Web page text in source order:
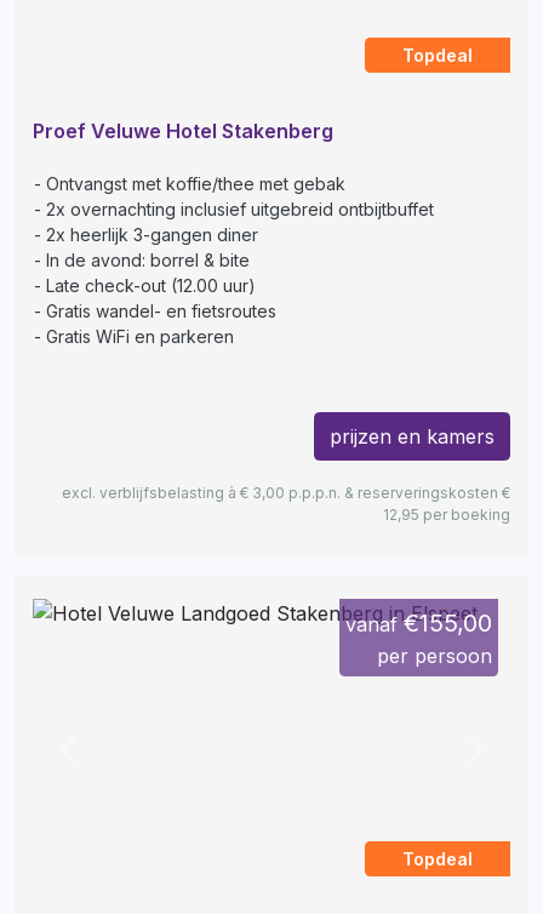
Topdeal
Proef Veluwe Hotel Stakenberg
Ontvangst met koffie/thee met gebak
2x overnachting inclusief uitgebreid ontbijtbuffet
2x heerlijk 3-gangen diner
In de avond: borrel & bite
Late check-out (12.00 uur)
Gratis wandel- en fietsroutes
Gratis WiFi en parkeren
prijzen en kamers
excl. verblijfsbelasting à € 3,00 p.p.p.n. & reserveringskosten €
12,95 per boeking
vanaf€155,00
per persoon
Topdeal